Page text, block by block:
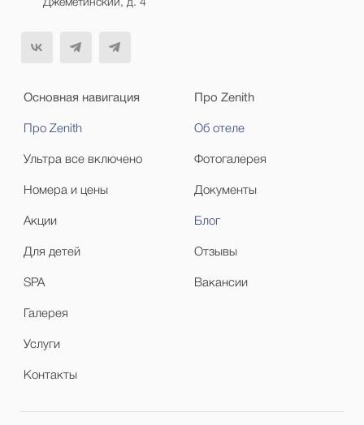
Джеметинский, д. 4
Основная навигация
Про Zenith
Ультра все включено
Номера и цены
Акции
Для детей
SPA
Галерея
Услуги
Контакты
Про Zenith
Об отеле
Фотогалерея
Документы
Блог
Отзывы
Вакансии